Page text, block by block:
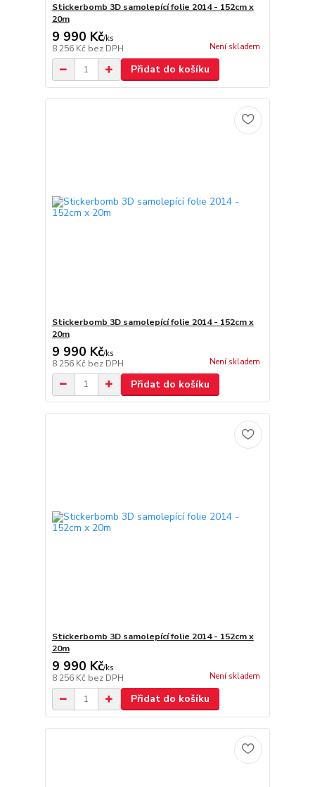
Stickerbomb 3D samolepící folie 2014 - 152cm x
20m
9 990 Kč/ks
8 256 Kč bez DPH Není skladem
Přidat do košíku
Stickerbomb 3D samolepící folie 2014 - 152cm x
20m
9 990 Kč/ks
8 256 Kč bez DPH Není skladem
Přidat do košíku
Stickerbomb 3D samolepící folie 2014 - 152cm x
20m
9 990 Kč/ks
8 256 Kč bez DPH Není skladem
Přidat do košíku